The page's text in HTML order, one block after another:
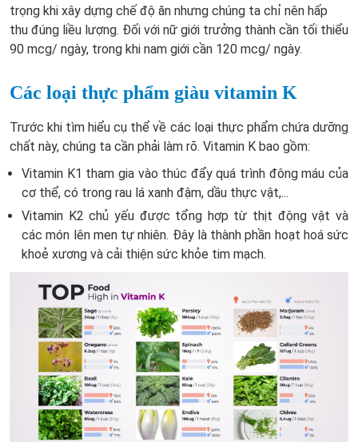
trọng khi xây dựng chế độ ăn nhưng chúng ta chỉ nên hấp
thu đúng liều lượng. Đối với nữ giới trưởng thành cần tối thiểu
90 mcg/ ngày, trong khi nam giới cần 120 mcg/ ngày.
Các loại thực phẩm giàu vitamin K
Trước khi tìm hiểu cụ thể về các loại thực phẩm chứa dưỡng
chất này, chúng ta cần phải làm rõ. Vitamin K bao gồm:
Vitamin K1 tham gia vào thúc đẩy quá trình đông máu của
cơ thể, có trong rau lá xanh đậm, dầu thực vật,...
Vitamin K2 chủ yếu được tổng hợp từ thịt động vật và
các món lên men tự nhiên. Đây là thành phần hoạt hoá sức
khoẻ xương và cải thiện sức khỏe tim mạch.